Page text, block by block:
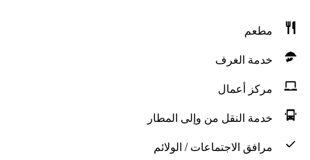
مطعم
خدمة الغرف
مركز أعمال
خدمة النقل من وإلى المطار
مرافق الاجتماعات / الولائم